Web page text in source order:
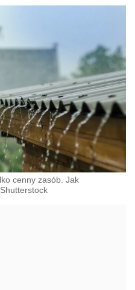
cenny zasób. Jak
Shutterstock